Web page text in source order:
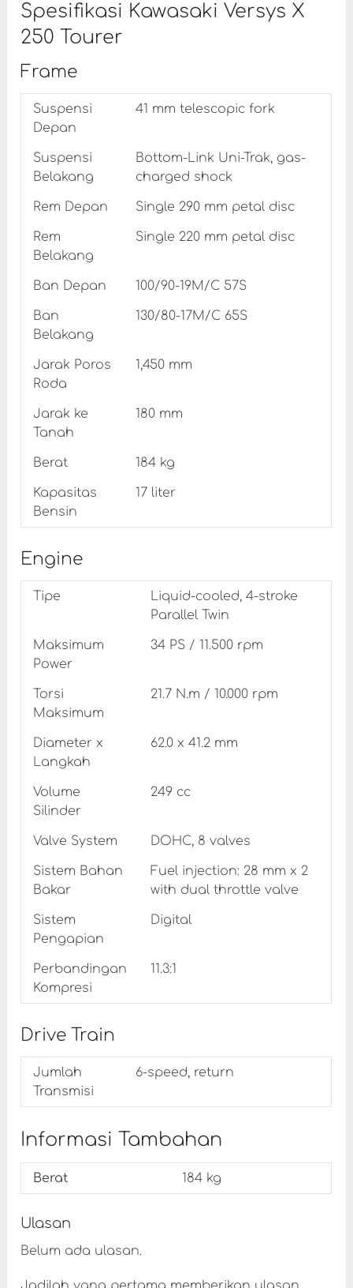
Spesifikasi Kawasaki Versys X
250 Tourer
Frame
Suspensi
Depan
41 mm telescopic fork
Suspensi
Belakang
Bottom-Link Uni-Trak, gas-
charged shock
Rem Depan Single 290 mm petal disc
Rem
Belakang
Single 220 mm petal disc
Ban Depan 100/90-19M/C 57S
Ban
Belakang
130/80-17M/C 65S
Jarak Poros
Roda
1,450 mm
Jarak ke
Tanah
180 mm
Berat 184 kg
Kapasitas
Bensin
17 liter
Engine
Tipe
Liquid-cooled, 4-stroke
Parallel Twin
Maksimum
Power
34 PS / 11.500 rpm
Torsi
Maksimum
21.7 N.m / 10.000 rpm
Diameter x
Langkah
62.0 x 41.2 mm
Volume
Silinder
249 cc
Valve System DOHC, 8 valves
Sistem Bahan
Bakar
Fuel injection: 28 mm x 2
with dual throttle valve
Sistem
Pengapian
Digital
Perbandingan
Kompresi
11.3:1
Drive Train
Jumlah
Transmisi
6-speed, return
Informasi Tambahan
Berat 184 kg
Ulasan
Belum ada ulasan.